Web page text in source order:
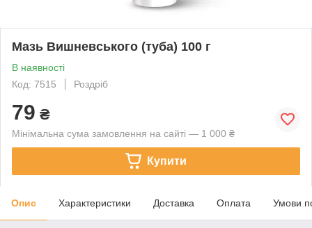
Мазь Вишневського (туба) 100 г
В наявності
Код: 7515
Роздріб
79 ₴
Мінімальна сума замовлення на сайті — 1 000 ₴
Купити
Опис Характеристики Доставка Оплата Умови